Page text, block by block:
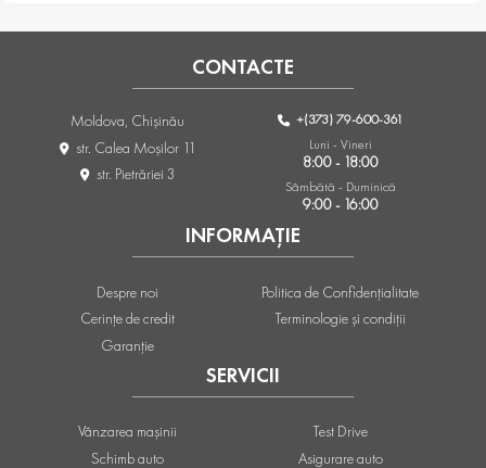
SERVICII
Vânzarea mașinii
Schimb auto
Test Drive
Asigurare auto
INFORMAȚIE
Despre noi
Cerințe de credit
Garanție
Politica de Confidențialitate
Terminologie și condiții
CONTACTE
Moldova, Chişinău
str. Calea Moşilor 11
str. Pietrăriei 3
+(373) 79-600-361
Luni - Vineri
8:00 - 18:00
Sâmbătă - Duminică
9:00 - 16:00